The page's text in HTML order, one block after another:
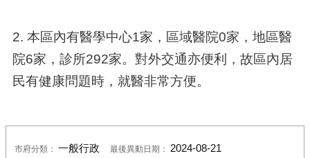
2. 本區內有醫學中心1家，區域醫院0家，地區醫
院6家，診所292家。對外交通亦便利，故區內居
民有健康問題時，就醫非常方便。
市府分類： 一般行政 最後異動日期： 2024-08-21